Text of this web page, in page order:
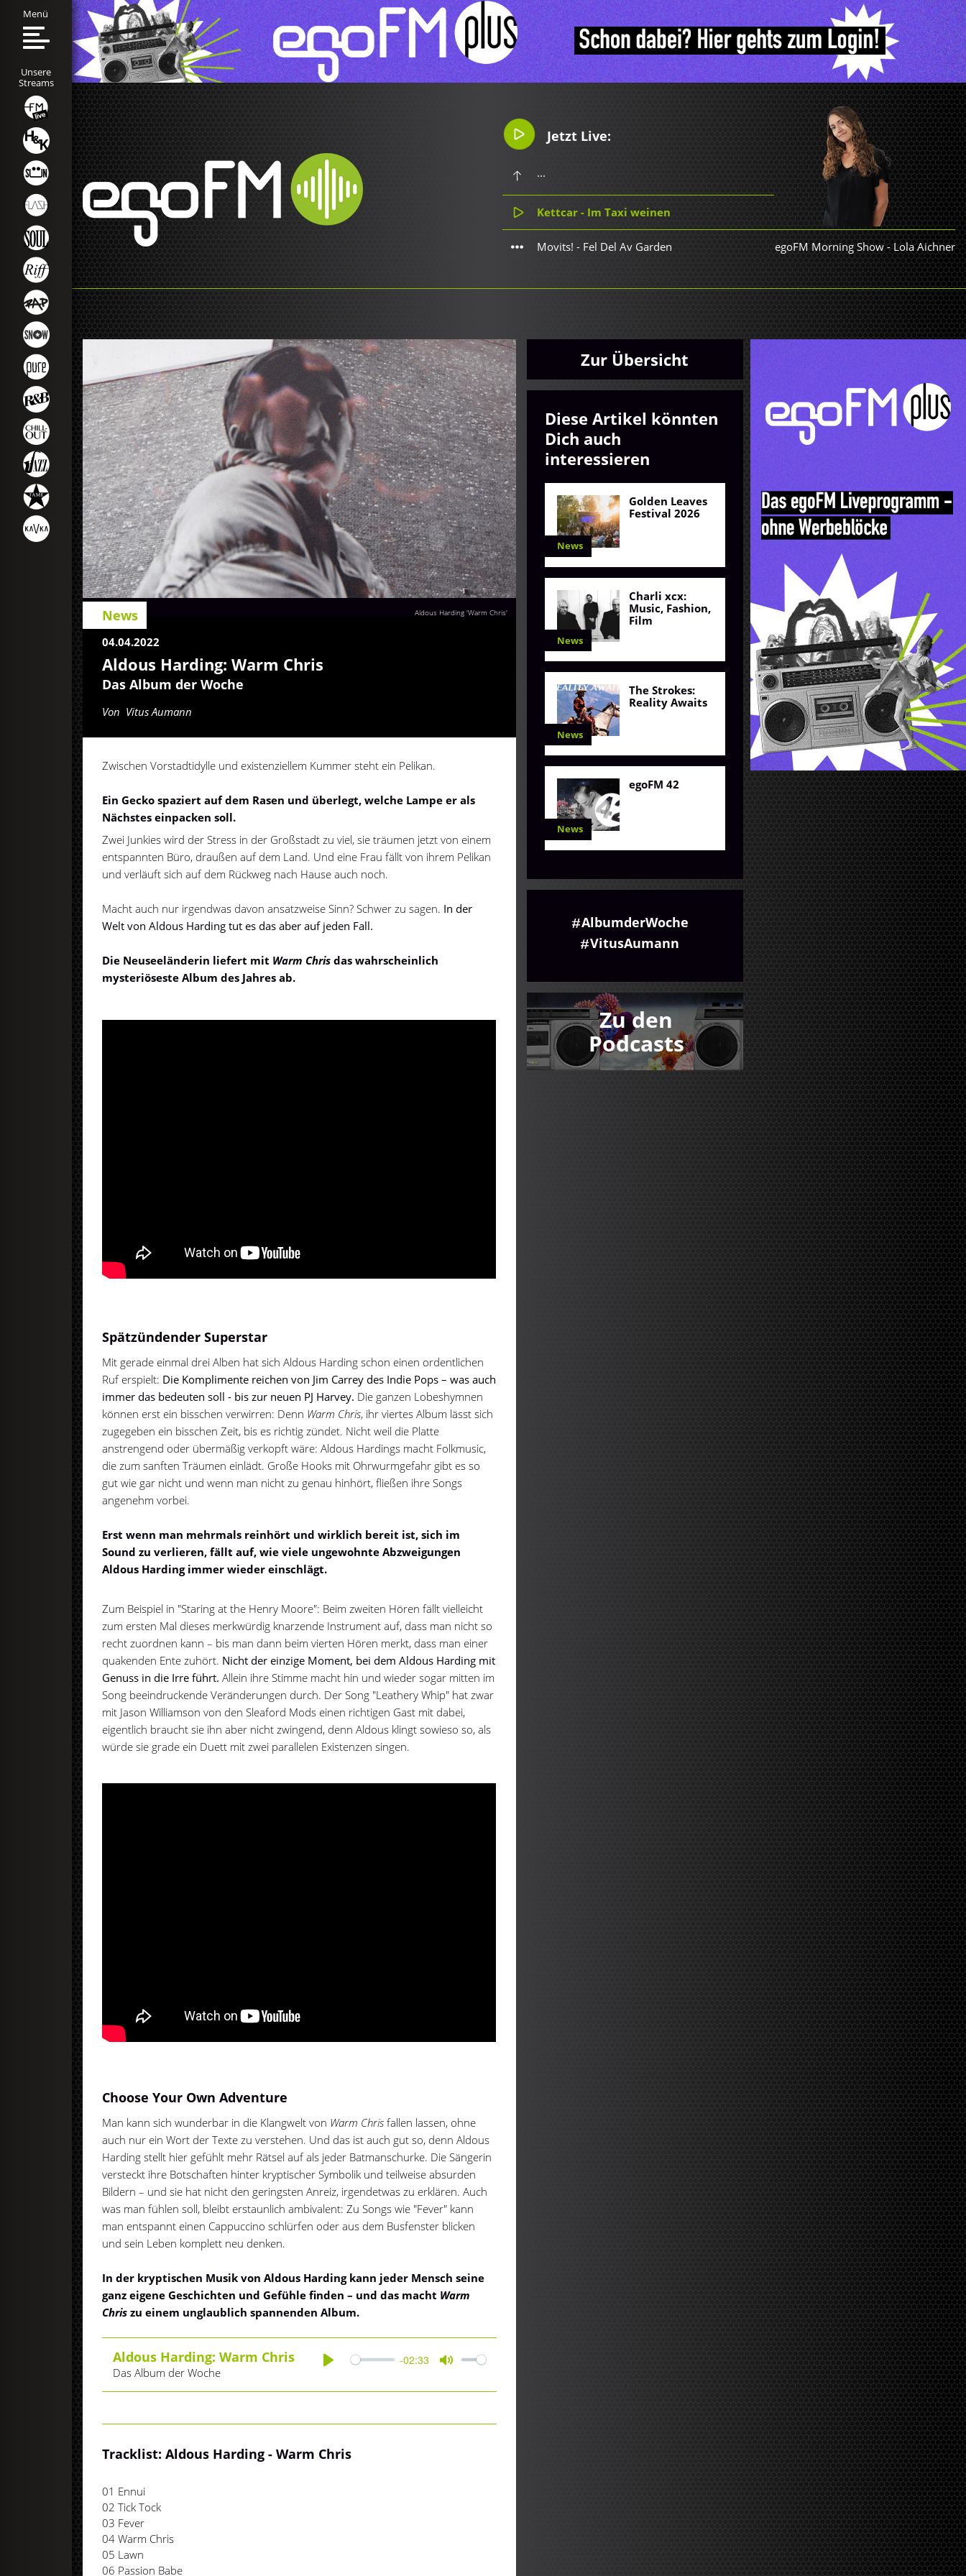
Jetzt Live:
...
Kettcar - Im Taxi weinen
Movits! - Fel Del Av Garden egoFM Morning Show-Lola Aichner
Menü
Unsere
Streams
Aldous Harding 'Warm Chris'
News
04.04.2022
Aldous Harding: Warm Chris
Das Album der Woche
Von Vitus Aumann
Zwischen Vorstadtidylle und existenziellem Kummer steht ein Pelikan.
Ein Gecko spaziert auf dem Rasen und überlegt, welche Lampe er als
Nächstes einpacken soll.
Zwei Junkies wird der Stress in der Großstadt zu viel, sie träumen jetzt von einem
entspannten Büro, draußen auf dem Land. Und eine Frau fällt von ihrem Pelikan
und verläuft sich auf dem Rückweg nach Hause auch noch.
Macht auch nur irgendwas davon ansatzweise Sinn? Schwer zu sagen. In der
Welt von Aldous Harding tut es das aber auf jeden Fall.
Die Neuseeländerin liefert mit Warm Chris das wahrscheinlich
mysteriöseste Album des Jahres ab.
Spätzündender Superstar
Mit gerade einmal drei Alben hat sich Aldous Harding schon einen ordentlichen
Ruf erspielt: Die Komplimente reichen von Jim Carrey des Indie Pops – was auch
immer das bedeuten soll - bis zur neuen PJ Harvey. Die ganzen Lobeshymnen
können erst ein bisschen verwirren: Denn Warm Chris, ihr viertes Album lässt sich
zugegeben ein bisschen Zeit, bis es richtig zündet. Nicht weil die Platte
anstrengend oder übermäßig verkopft wäre: Aldous Hardings macht Folkmusic,
die zum sanften Träumen einlädt. Große Hooks mit Ohrwurmgefahr gibt es so
gut wie gar nicht und wenn man nicht zu genau hinhört, fließen ihre Songs
angenehm vorbei.
Erst wenn man mehrmals reinhört und wirklich bereit ist, sich im
Sound zu verlieren, fällt auf, wie viele ungewohnte Abzweigungen
Aldous Harding immer wieder einschlägt.
Zum Beispiel in "Staring at the Henry Moore": Beim zweiten Hören fällt vielleicht
zum ersten Mal dieses merkwürdig knarzende Instrument auf, dass man nicht so
recht zuordnen kann – bis man dann beim vierten Hören merkt, dass man einer
quakenden Ente zuhört. Nicht der einzige Moment, bei dem Aldous Harding mit
Genuss in die Irre führt. Allein ihre Stimme macht hin und wieder sogar mitten im
Song beeindruckende Veränderungen durch. Der Song "Leathery Whip" hat zwar
mit Jason Williamson von den Sleaford Mods einen richtigen Gast mit dabei,
eigentlich braucht sie ihn aber nicht zwingend, denn Aldous klingt sowieso so, als
würde sie grade ein Duett mit zwei parallelen Existenzen singen.
Choose Your Own Adventure
Man kann sich wunderbar in die Klangwelt von Warm Chris fallen lassen, ohne
auch nur ein Wort der Texte zu verstehen. Und das ist auch gut so, denn Aldous
Harding stellt hier gefühlt mehr Rätsel auf als jeder Batmanschurke. Die Sängerin
versteckt ihre Botschaften hinter kryptischer Symbolik und teilweise absurden
Bildern – und sie hat nicht den geringsten Anreiz, irgendetwas zu erklären. Auch
was man fühlen soll, bleibt erstaunlich ambivalent: Zu Songs wie "Fever" kann
man entspannt einen Cappuccino schlürfen oder aus dem Busfenster blicken
und sein Leben komplett neu denken.
In der kryptischen Musik von Aldous Harding kann jeder Mensch seine
ganz eigene Geschichten und Gefühle finden – und das macht Warm
Chris zu einem unglaublich spannenden Album.
Aldous Harding: Warm Chris
Das Album der Woche
-02:33
Tracklist: Aldous Harding - Warm Chris
01 Ennui
02 Tick Tock
03 Fever
04 Warm Chris
05 Lawn
06 Passion Babe
Zur Übersicht
Diese Artikel könnten
Dich auch
interessieren
News
Golden Leaves
Festival 2026
News
Charli xcx:
Music, Fashion,
Film
News
The Strokes:
Reality Awaits
News
egoFM 42
AlbumderWoche
VitusAumann
Zu den
Podcasts